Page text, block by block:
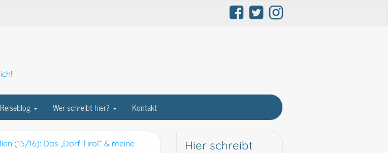
Reiseblog Wer schreibt hier? Kontakt
(15/16): Das „Dorf Tirol“ & meine
Hier schreibt